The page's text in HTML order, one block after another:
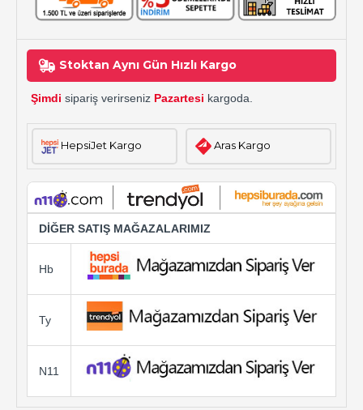
Stoktan Aynı Gün Hızlı Kargo
Şimdi sipariş verirseniz Pazartesi kargoda.
HepsiJet Kargo Aras Kargo
DİĞER SATIŞ MAĞAZALARIMIZ
Hb
Ty
N11